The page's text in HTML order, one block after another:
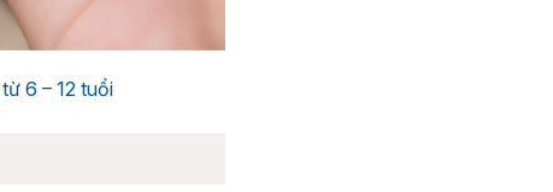
6 – 12 tuổi